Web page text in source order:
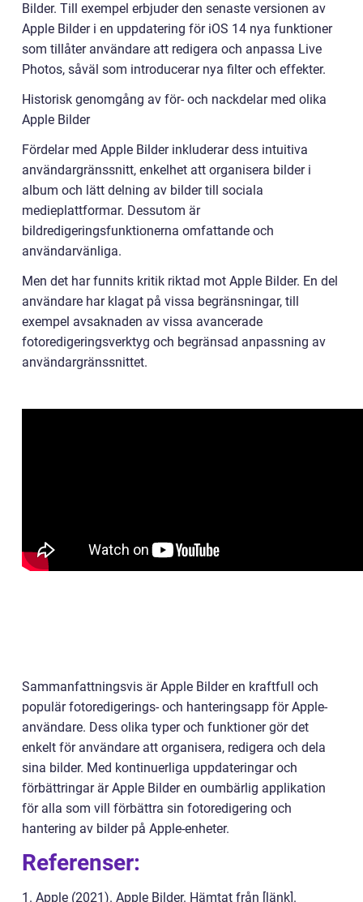
Bilder. Till exempel erbjuder den senaste versionen av
Apple Bilder i en uppdatering för iOS 14 nya funktioner
som tillåter användare att redigera och anpassa Live
Photos, såväl som introducerar nya filter och effekter.
Historisk genomgång av för- och nackdelar med olika
Apple Bilder
Fördelar med Apple Bilder inkluderar dess intuitiva
användargränssnitt, enkelhet att organisera bilder i
album och lätt delning av bilder till sociala
medieplattformar. Dessutom är
bildredigeringsfunktionerna omfattande och
användarvänliga.
Men det har funnits kritik riktad mot Apple Bilder. En del
användare har klagat på vissa begränsningar, till
exempel avsaknaden av vissa avancerade
fotoredigeringsverktyg och begränsad anpassning av
användargränssnittet.
Sammanfattningsvis är Apple Bilder en kraftfull och
populär fotoredigerings- och hanteringsapp för Apple-
användare. Dess olika typer och funktioner gör det
enkelt för användare att organisera, redigera och dela
sina bilder. Med kontinuerliga uppdateringar och
förbättringar är Apple Bilder en oumbärlig applikation
för alla som vill förbättra sin fotoredigering och
hantering av bilder på Apple-enheter.
Referenser:
1. Apple (2021). Apple Bilder. Hämtat från [länk].